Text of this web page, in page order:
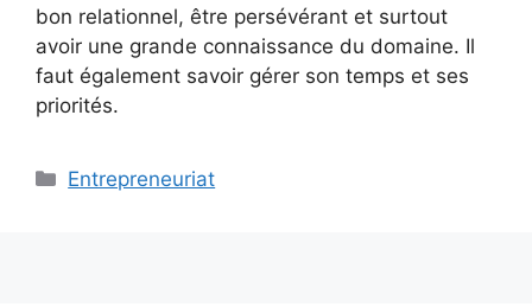
bon relationnel, être persévérant et surtout
avoir une grande connaissance du domaine. Il
faut également savoir gérer son temps et ses
priorités.
Catégories
Entrepreneuriat